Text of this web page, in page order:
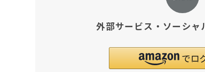
外部サービス・ソーシャ